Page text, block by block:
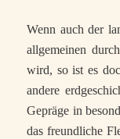
Wenn auch der
allgemeinen
wird, so ist es
andere
Gepräge in
das freundliche